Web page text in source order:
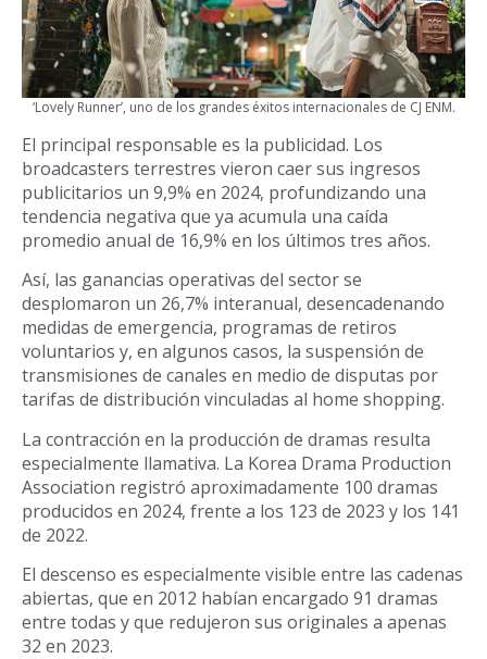
‘Lovely Runner’, uno de los grandes éxitos internacionales de CJ ENM.
El principal responsable es la publicidad. Los
broadcasters terrestres vieron caer sus ingresos
publicitarios un 9,9% en 2024, profundizando una
tendencia negativa que ya acumula una caída
promedio anual de 16,9% en los últimos tres años.
Así, las ganancias operativas del sector se
desplomaron un 26,7% interanual, desencadenando
medidas de emergencia, programas de retiros
voluntarios y, en algunos casos, la suspensión de
transmisiones de canales en medio de disputas por
tarifas de distribución vinculadas al home shopping.
La contracción en la producción de dramas resulta
especialmente llamativa. La Korea Drama Production
Association registró aproximadamente 100 dramas
producidos en 2024, frente a los 123 de 2023 y los 141
de 2022.
El descenso es especialmente visible entre las cadenas
abiertas, que en 2012 habían encargado 91 dramas
entre todas y que redujeron sus originales a apenas
32 en 2023.